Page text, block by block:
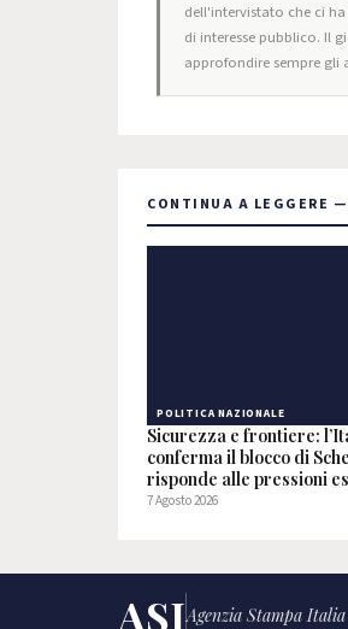
dell'intervistato che ci
di interesse pubblico. Il
approfondire sempre
CONTINUA A LEGGERE
POLITICA NAZIONALE
Sicurezza e frontiere:
conferma il blocco di
risponde alle pressioni
7 Agosto 2026
ASIAgenzia Stampa